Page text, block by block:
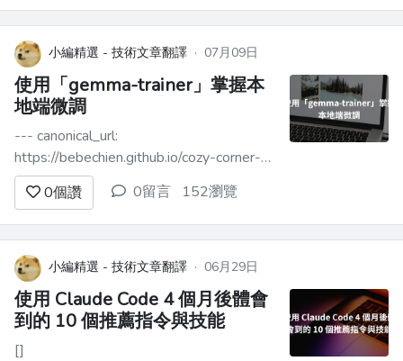
小編精選 - 技術文章翻譯 · 07月09日
使用「gemma-trainer」掌握本
地端微調
--- canonical_url:
https://bebechien.github.io/cozy-corner-
future/posts/master-local-fine-tuning-
with-gemma-trainer/ cover_image:
https://bebechien.gi...
0個讚 0留言 152瀏覽
小編精選 - 技術文章翻譯 · 06月29日
使用 Claude Code 4 個月後體會
到的 10 個推薦指令與技能
[]